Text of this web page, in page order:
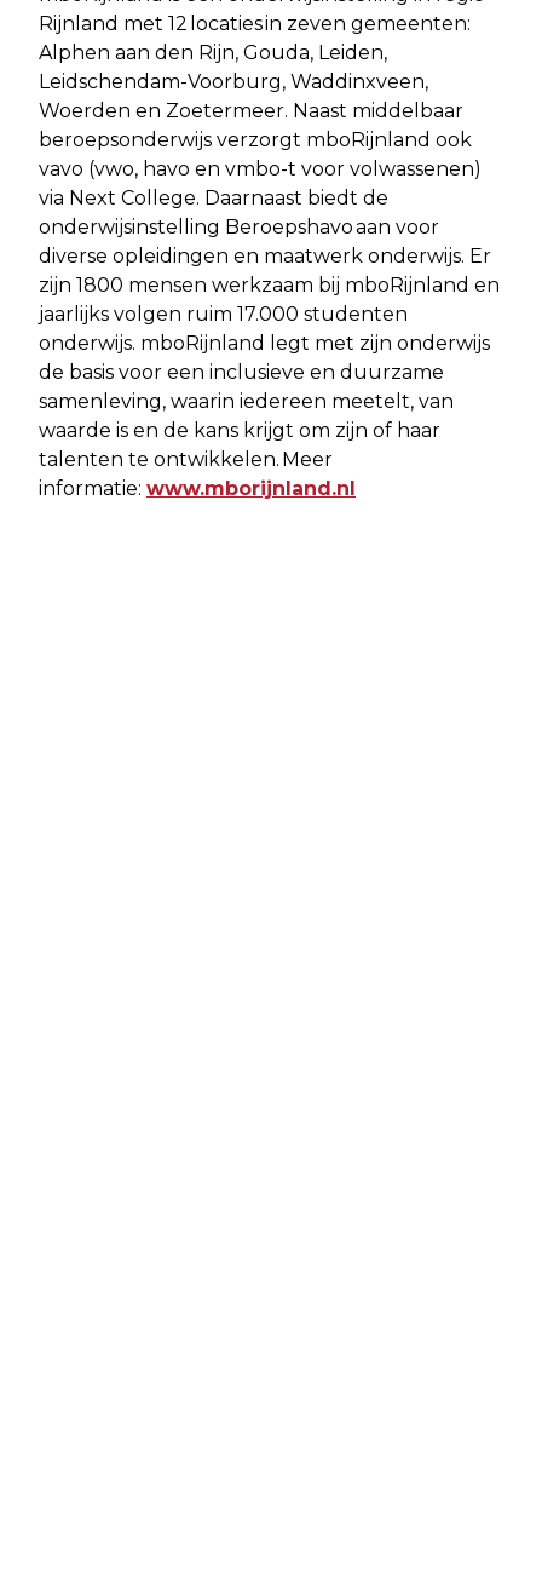
Rijnland met 12 locaties in zeven gemeenten:
Alphen aan den Rijn, Gouda, Leiden,
Leidschendam-Voorburg, Waddinxveen,
Woerden en Zoetermeer. Naast middelbaar
beroepsonderwijs verzorgt mboRijnland ook
vavo (vwo, havo en vmbo-t voor volwassenen)
via Next College. Daarnaast biedt de
onderwijsinstelling Beroepshavo aan voor
diverse opleidingen en maatwerk onderwijs. Er
zijn 1800 mensen werkzaam bij mboRijnland en
jaarlijks volgen ruim 17.000 studenten
onderwijs. mboRijnland legt met zijn onderwijs
de basis voor een inclusieve en duurzame
samenleving, waarin iedereen meetelt, van
waarde is en de kans krijgt om zijn of haar
talenten te ontwikkelen. Meer
informatie: www.mborijnland.nl